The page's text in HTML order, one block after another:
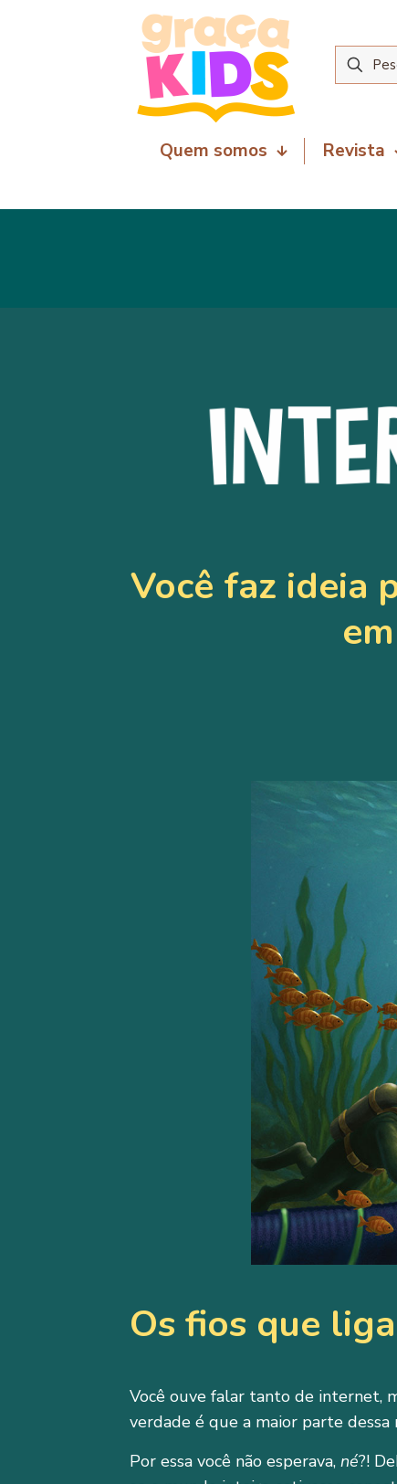
Quem somos Revista
Você faz ideia
Os fios que
Você ouve falar tanto de internet,
verdade é que a maior parte
Por essa você não esperava, né?!